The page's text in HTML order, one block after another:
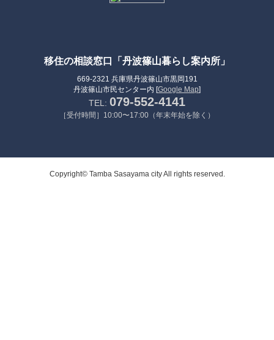
移住の相談窓口「丹波篠山暮らし案内所」
669-2321 兵庫県丹波篠山市黒岡191
丹波篠山市民センター内 [Google Map]
TEL: 079-552-4141
［受付時間］10:00〜17:00（年末年始を除く）
Copyright© Tamba Sasayama city All rights reserved.